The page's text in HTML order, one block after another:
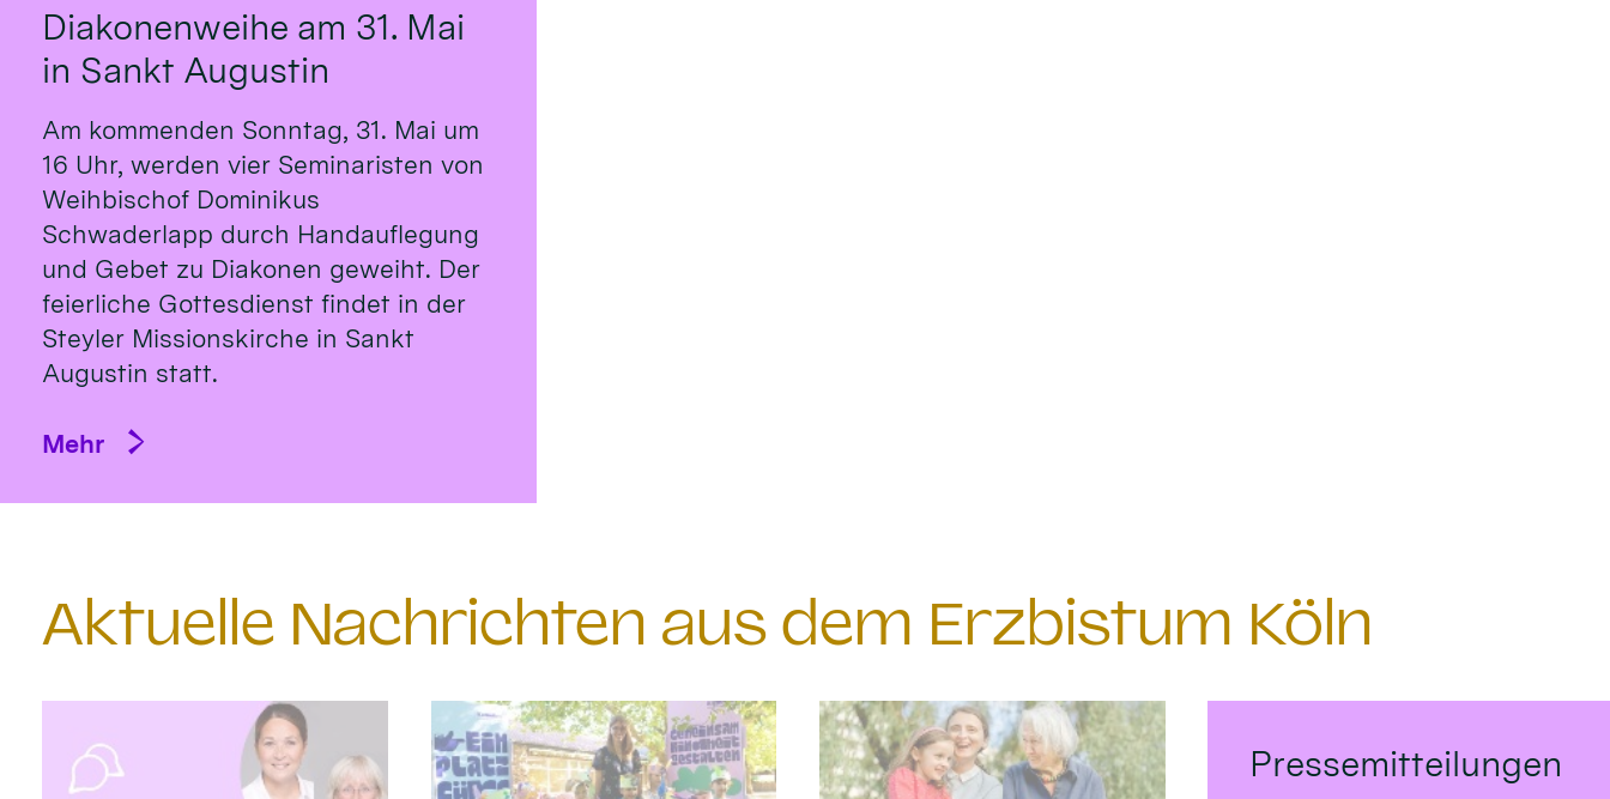
Diakonenweihe am 31. Mai
in Sankt Augustin
Am kommenden Sonntag, 31. Mai um
16 Uhr, werden vier Seminaristen von
Weihbischof Dominikus
Schwaderlapp durch Handauflegung
und Gebet zu Diakonen geweiht. Der
feierliche Gottesdienst findet in der
Steyler Missionskirche in Sankt
Augustin statt.
Mehr
Aktuelle Nachrichten aus dem Erzbistum Köln
Pressemitteilungen